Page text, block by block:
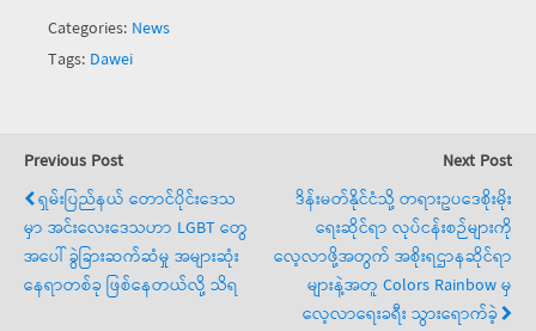
Categories: News
Tags: Dawei
Previous Post
ရှမ်းပြည်နယ် တောင်ပိုင်းဒေသ
မှာ အင်းလေးဒေသဟာ LGBT တွေ
အပေါ် ခွဲခြားဆက်ဆံမှု အများဆုံး
နေရာတစ်ခု ဖြစ်နေတယ်လို့ သိရ
Next Post
ဒိန်းမတ်နိုင်ငံသို့ တရားဥပဒေစိုးမိုး
ရေးဆိုင်ရာ လုပ်ငန်းစဉ်များကို
လေ့လာဖို့အတွက် အစိုးရဌာနဆိုင်ရာ
များနဲ့အတူ Colors Rainbow မှ
လေ့လာရေးခရီး သွားရောက်ခဲ့